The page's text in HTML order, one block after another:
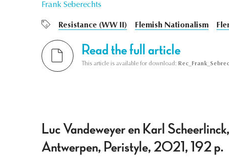
Frank Seberechts
Resistance (WW II) Flemish Nationalism
Read the full article
This article is available for download:
Luc Vandeweyer en Karl
Antwerpen, Peristyle, 2021, 192 p.